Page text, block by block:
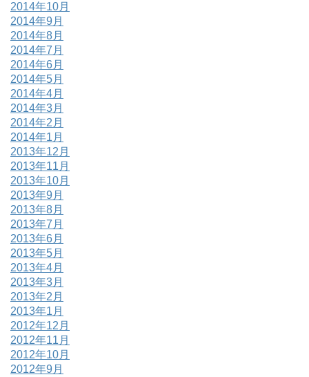
2014年10月
2014年9月
2014年8月
2014年7月
2014年6月
2014年5月
2014年4月
2014年3月
2014年2月
2014年1月
2013年12月
2013年11月
2013年10月
2013年9月
2013年8月
2013年7月
2013年6月
2013年5月
2013年4月
2013年3月
2013年2月
2013年1月
2012年12月
2012年11月
2012年10月
2012年9月